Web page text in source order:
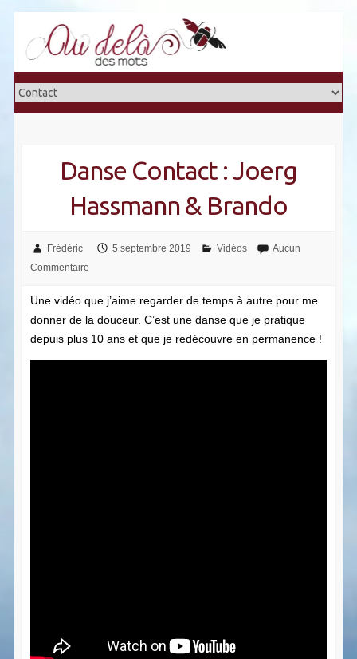
content
Danse Contact : Joerg
Hassmann & Brando
Frédéric 5 septembre 2019 Vidéos
Aucun
Commentaire
Une vidéo que j’aime regarder de temps à autre pour me
donner de la douceur. C’est une danse que je pratique
depuis plus 10 ans et que je redécouvre en permanence !